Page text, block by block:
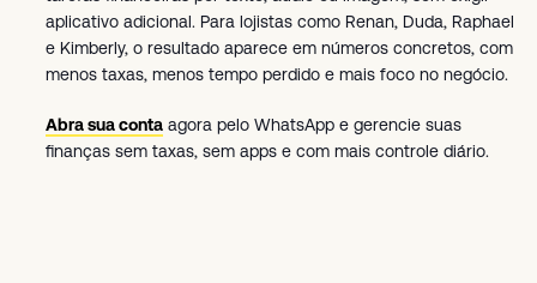
aplicativo adicional. Para lojistas como Renan, Duda, Raphael
e Kimberly, o resultado aparece em números concretos, com
menos taxas, menos tempo perdido e mais foco no negócio.
Abra sua conta agora pelo WhatsApp e gerencie suas
finanças sem taxas, sem apps e com mais controle diário.